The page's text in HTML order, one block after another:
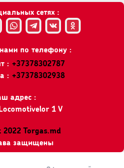
сетях :
нами по телефону :
: +37378302787
: +37378302938
адрес :
1 V
2022 Torgas.md
защищены